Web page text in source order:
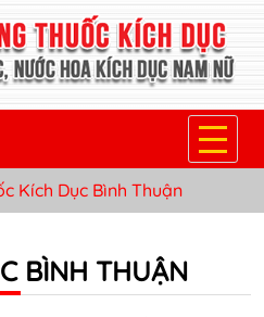
Kích Dục Bình Thuận
BÌNH THUẬN